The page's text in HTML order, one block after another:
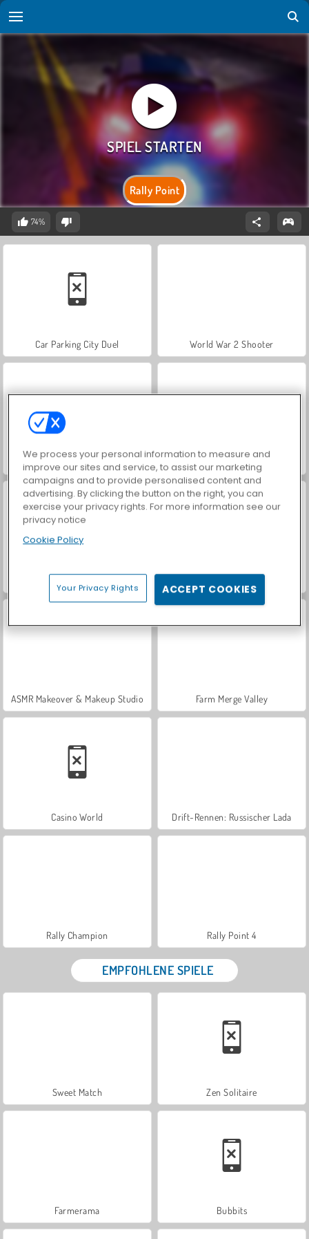
Rally Point
74%
Car Parking City Duel World War 2 Shooter
VegaMix Da Vinci Puzzles Royal Story
ASMR Makeover & Makeup Studio Farm Merge Valley
Casino World Drift-Rennen: Russischer Lada
Rally Champion Rally Point 4
EMPFOHLENE SPIELE
Sweet Match Zen Solitaire
Farmerama Bubbits
We process your personal information to measure and
improve our sites and service, to assist our marketing
campaigns and to provide personalised content and
advertising. By clicking the button on the right, you can
exercise your privacy rights. For more information see our
privacy notice
Cookie Policy
Your Privacy Rights ACCEPT COOKIES